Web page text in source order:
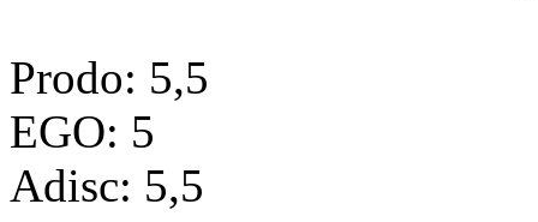
Prodo: 5,5
EGO: 5
Adisc: 5,5